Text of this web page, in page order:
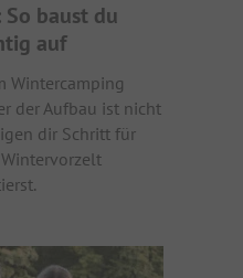
baust du
auf
Wintercamping
der Aufbau ist nicht
dir Schritt für